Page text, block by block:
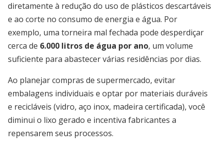
diretamente à redução do uso de plásticos descartáveis
e ao corte no consumo de energia e água. Por
exemplo, uma torneira mal fechada pode desperdiçar
cerca de 6.000 litros de água por ano, um volume
suficiente para abastecer várias residências por dias.
Ao planejar compras de supermercado, evitar
embalagens individuais e optar por materiais duráveis
e recicláveis (vidro, aço inox, madeira certificada), você
diminui o lixo gerado e incentiva fabricantes a
repensarem seus processos.